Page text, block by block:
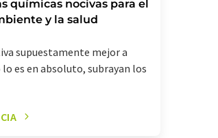
químicas nocivas para el
y la salud
supuestamente mejor a
es en absoluto, subrayan los